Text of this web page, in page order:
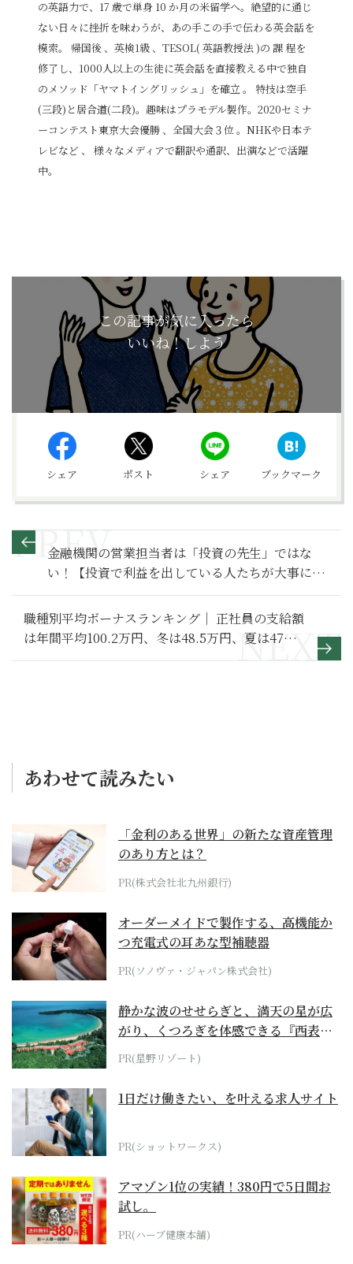
の英語力で、17 歳で単身 10 か月の米留学へ。絶望的に通じ
ない日々に挫折を味わうが、あの手この手で伝わる英会話を
模索。 帰国後 、英検1級 、TESOL( 英語教授法 )の 課 程を
修了し、1000人以上の生徒に英会話を直接教える中で独自
のメソッド「ヤマトイングリッシュ」を確立 。 特技は空手
(三段)と居合道(二段)。趣味はプラモデル製作。2020セミナ
ーコンテスト東京大会優勝 、全国大会３位 。NHKや日本テ
レビなど 、 様々なメディアで翻訳や通訳、出演などで活躍
中。
この記事が気に入ったら
いいね！しよう
シェア ポスト シェア ブックマーク
金融機関の営業担当者は「投資の先生」ではな
い！【投資で利益を出している人たちが大事にし
ている45の教え 】7
職種別平均ボーナスランキング｜ 正社員の支給額
は年間平均100.2万円、冬は48.5万円、夏は47万
円
あわせて読みたい
「金利のある世界」の新たな資産管理
のあり方とは？
PR(株式会社北九州銀行)
オーダーメイドで製作する、高機能か
つ充電式の耳あな型補聴器
PR(ソノヴァ・ジャパン株式会社)
静かな波のせせらぎと、満天の星が広
がり、くつろぎを体感できる『西表島
ホテル by...
PR(星野リゾート)
1日だけ働きたい、を叶える求人サイト
PR(ショットワークス)
アマゾン1位の実績！380円で5日間お
試し。
PR(ハーブ健康本舗)